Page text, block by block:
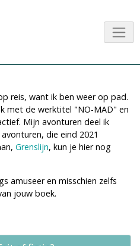
reis, want ik ben weer op pad.
met de werktitel "NO-MAD" en
Mijn avonturen deel ik
die eind 2021
Grenslijn, kun je hier nog
amuseer en misschien zelfs
jouw boek.